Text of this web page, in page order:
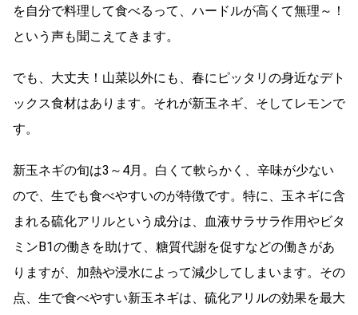
を自分で料理して食べるって、ハードルが高くて無理～！
という声も聞こえてきます。
でも、大丈夫！山菜以外にも、春にピッタリの身近なデト
ックス食材はあります。それが新玉ネギ、そしてレモンで
す。
新玉ネギの旬は3～4月。白くて軟らかく、辛味が少ない
ので、生でも食べやすいのが特徴です。特に、玉ネギに含
まれる硫化アリルという成分は、血液サラサラ作用やビタ
ミンB1の働きを助けて、糖質代謝を促すなどの働きがあ
りますが、加熱や浸水によって減少してしまいます。その
点、生で食べやすい新玉ネギは、硫化アリルの効果を最大